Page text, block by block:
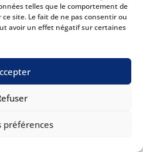
telles que le comportement de
site. Le fait de ne pas consentir ou
avoir un effet négatif sur certaines
préférences
base
et langues
En savoir plus